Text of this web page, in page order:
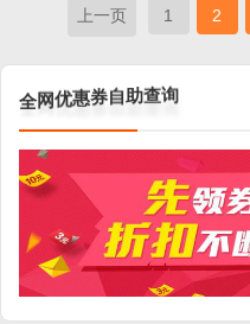
上一页 1 2
全网优惠券自助查询